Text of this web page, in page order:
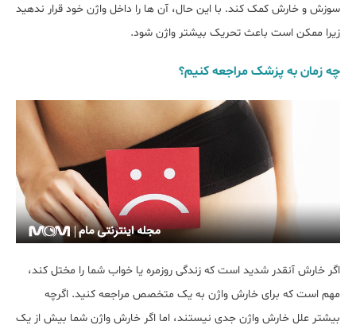
سوزش و خارش کمک کند. با این حال، آن ها را داخل واژن خود قرار ندهید
زیرا ممکن است باعث تحریک بیشتر واژن شود.
چه زمان به پزشک مراجعه کنیم؟
اگر خارش آنقدر شدید است که زندگی روزمره یا خواب شما را مختل کند،
مهم است که برای خارش واژن به یک متخصص مراجعه کنید. اگرچه
بیشتر علل خارش واژن جدی نیستند، اما اگر خارش واژن شما بیش از یک